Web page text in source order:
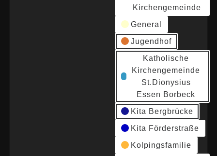
Kirchengemeinde
General
Jugendhof
Katholische
Kirchengemeinde
St.Dionysius
Essen Borbeck
Kita Bergbrücke
Kita Förderstraße
Kolpingsfamilie